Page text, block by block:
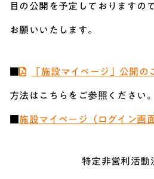
目の公開を予定しておりますの
お願いいたします。
「施設マイページ」公開の
方法はこちらをご参照ください。
施設マイページ（ログイン画面
特定非営利活